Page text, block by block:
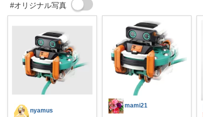
#オリジナル写真
nyamus
mami21